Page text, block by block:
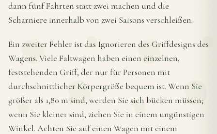
dann fünf Fahrten statt zwei machen und die
Scharniere innerhalb von zwei Saisons verschleißen.
Ein zweiter Fehler ist das Ignorieren des Griffdesigns des
Wagens. Viele Faltwagen haben einen einzelnen,
feststehenden Griff, der nur für Personen mit
durchschnittlicher Körpergröße bequem ist. Wenn Sie
größer als 1,80 m sind, werden Sie sich bücken müssen;
wenn Sie kleiner sind, ziehen Sie in einem ungünstigen
Winkel. Achten Sie auf einen Wagen mit einem